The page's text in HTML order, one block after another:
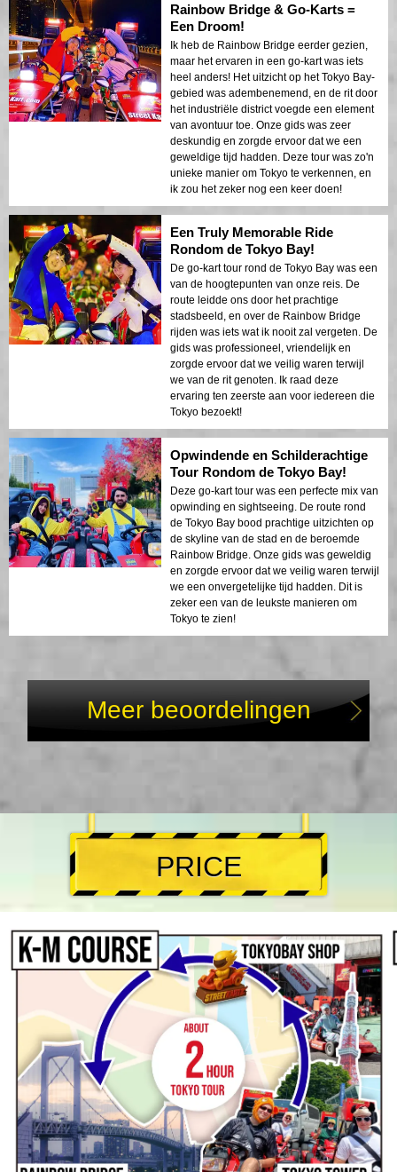
Rainbow Bridge & Go-Karts =
Een Droom!
Ik heb de Rainbow Bridge eerder gezien,
maar het ervaren in een go-kart was iets
heel anders! Het uitzicht op het Tokyo Bay-
gebied was adembenemend, en de rit door
het industriële district voegde een element
van avontuur toe. Onze gids was zeer
deskundig en zorgde ervoor dat we een
geweldige tijd hadden. Deze tour was zo'n
unieke manier om Tokyo te verkennen, en
ik zou het zeker nog een keer doen!
Een Truly Memorable Ride
Rondom de Tokyo Bay!
De go-kart tour rond de Tokyo Bay was een
van de hoogtepunten van onze reis. De
route leidde ons door het prachtige
stadsbeeld, en over de Rainbow Bridge
rijden was iets wat ik nooit zal vergeten. De
gids was professioneel, vriendelijk en
zorgde ervoor dat we veilig waren terwijl
we van de rit genoten. Ik raad deze
ervaring ten zeerste aan voor iedereen die
Tokyo bezoekt!
Opwindende en Schilderachtige
Tour Rondom de Tokyo Bay!
Deze go-kart tour was een perfecte mix van
opwinding en sightseeing. De route rond
de Tokyo Bay bood prachtige uitzichten op
de skyline van de stad en de beroemde
Rainbow Bridge. Onze gids was geweldig
en zorgde ervoor dat we veilig waren terwijl
we een onvergetelijke tijd hadden. Dit is
zeker een van de leukste manieren om
Tokyo te zien!
Meer beoordelingen
PRICE